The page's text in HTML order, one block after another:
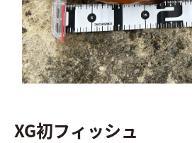
XG初フィッシュ